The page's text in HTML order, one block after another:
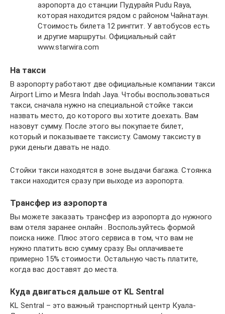
аэропорта до станции Пудурайя Pudu Raya,
которая находится рядом с районом Чайнатаун.
Стоимость билета 12 ринггит. У автобусов есть
и другие маршруты. Официальный сайт
www.starwira.com
На такси
В аэропорту работают две официальные компании такси
Airport Limo и Mesra Indah Jaya. Чтобы воспользоваться
такси, сначала нужно на специальной стойке такси
назвать место, до которого вы хотите доехать. Вам
назовут сумму. После этого вы покупаете билет,
который и показываете таксисту. Самому таксисту в
руки деньги давать не надо.
Стойки такси находятся в зоне выдачи багажа. Стоянка
такси находится сразу при выходе из аэропорта.
Трансфер из аэропорта
Вы можете заказать трансфер из аэропорта до нужного
вам отеля заранее онлайн . Воспользуйтесь формой
поиска ниже. Плюс этого сервиса в том, что вам не
нужно платить всю сумму сразу. Вы оплачиваете
примерно 15% стоимости. Остальную часть платите,
когда вас доставят до места.
Куда двигаться дальше от KL Sentral
KL Sentral – это важный транспортный центр Куала-